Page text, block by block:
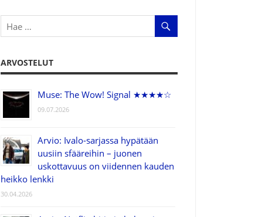
ARVOSTELUT
Muse: The Wow! Signal ★★★★☆
09.07.2026
Arvio: Ivalo-sarjassa hypätään
uusiin sfääreihin – juonen
uskottavuus on viidennen kauden
heikko lenkki
30.04.2026